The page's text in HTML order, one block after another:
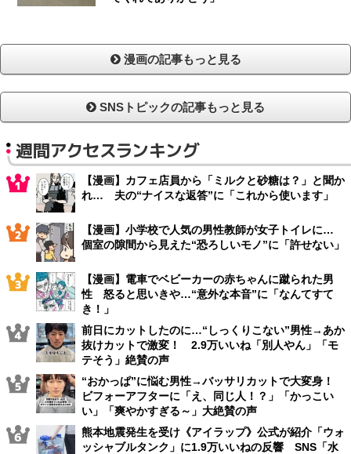
漫画の記事もっと見る
SNSトピックの記事もっと見る
週間アクセスランキング
【漫画】カフェ店員から「ミルクと砂糖は？」と聞か
れ… 夫の“ナイスな返答”に「これから使います」
【漫画】小学校で人気の男性教師が女子トイレに…
個室の隙間から見えた“恐ろしいモノ”に「許せない」
【漫画】電車でベビーカーの赤ちゃんに蹴られた男
性 怒ると思いきや…“意外な本音”に「なんてすて
き！」
前日にカットしたのに…“しっくりこない”男性→あか
抜けカットで激変！ 2.9万いいね「別人やん」「モ
テそう」絶賛の声
“おかっぱ”に悩む男性→バッサリカットで大変身！
ビフォーアフターに「え、同じ人！？」「かっこい
い」「爽やかすぎる～」大絶賛の声
熊本地震発生を受け《アイラップ》公式が紹介「ウォ
ッシャブルタンク」に1.9万いいねの反響 SNS「水